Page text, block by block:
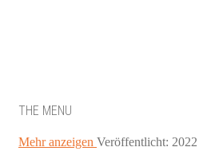
THE MENU
Mehr anzeigen Veröffentlicht: 2022